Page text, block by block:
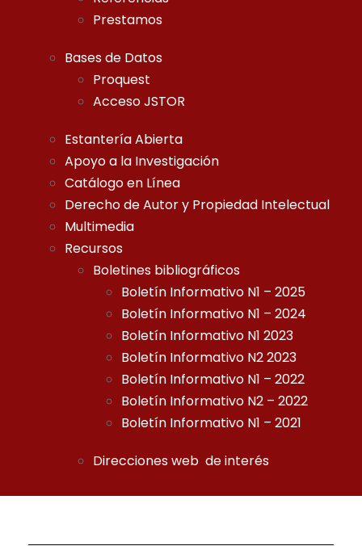
Prestamos
Bases de Datos
Proquest
Acceso JSTOR
Estantería Abierta
Apoyo a la Investigación
Catálogo en Línea
Derecho de Autor y Propiedad Intelectual
Multimedia
Recursos
Boletines bibliográficos
Boletín Informativo N1 – 2025
Boletín Informativo N1 – 2024
Boletín Informativo N1 2023
Boletín Informativo N2 2023
Boletín Informativo N1 – 2022
Boletín Informativo N2 – 2022
Boletín Informativo N1 – 2021
Direcciones web de interés